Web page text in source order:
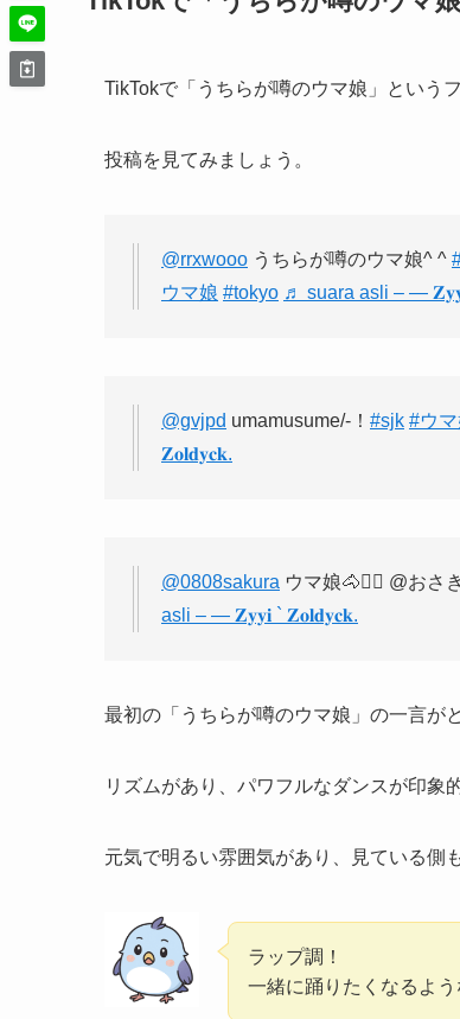
TikTokで「うちらが噂のウマ娘」という
投稿を見てみましょう。
@rrxwooo うちらが噂のウマ娘^ ^
ウマ娘 #tokyo ♬ suara asli – —
@gvjpd umamusume/-！ #sjk #ウ
𝐙𝐨𝐥𝐝𝐲𝐜𝐤.
@0808sakura ウマ娘🐴❤️‍🔥 @おさ
asli – — 𝐙𝐲𝐲𝐢 ` 𝐙𝐨𝐥𝐝𝐲𝐜𝐤.
最初の「うちらが噂のウマ娘」の一言が
リズムがあり、パワフルなダンスが印象
元気で明るい雰囲気があり、見ている側
ラップ調！
一緒に踊りたくなるよ